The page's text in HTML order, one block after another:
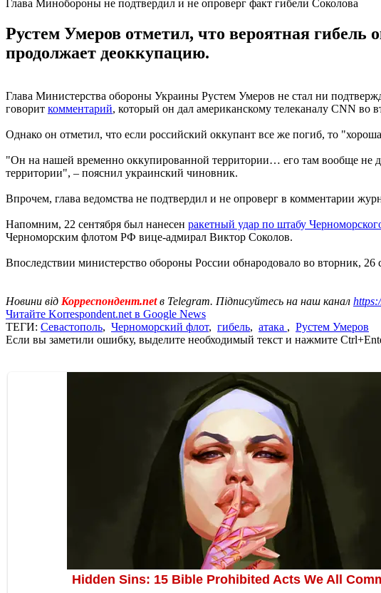
Глава Минобороны не подтвердил и не опроверг факт гибели Соколова
Рустем Умеров отметил, что вероятная гибель
продолжает деоккупацию.
Глава Министерства обороны Украины Рустем Умеров не стал ни
говорит комментарий, который он дал американскому телеканалу CNN во
Однако он отметил, что если российский оккупант все же погиб, то
"Он на нашей временно оккупированной территории… его там вообще не
территории", – пояснил украинский чиновник.
Впрочем, глава ведомства не подтвердил и не опроверг в комментарии
Напомним, 22 сентября был нанесен ракетный удар по штабу
Черноморским флотом РФ вице-адмирал Виктор Соколов.
Впоследствии министерство обороны России обнародовало во вторник, 26
Новини від Корреспондент.netв Telegram. Підписуйтесь на наш канал
Читайте Korrespondent.net в Google News
ТЕГИ: Севастополь, Черноморский флот, гибель, атака , Рустем Умеров
Если вы заметили ошибку, выделите необходимый текст и нажмите